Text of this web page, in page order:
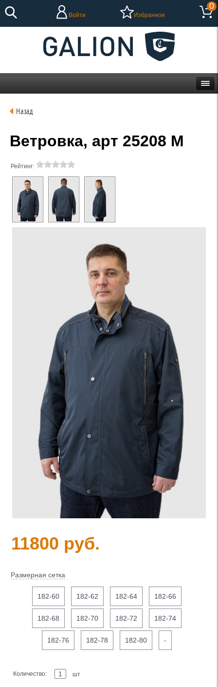
Войти Избранное
0
Назад
Ветровка, арт 25208 М
Рейтинг:
11800 руб.
Размерная сетка
182-60 182-62 182-64 182-66
182-68 182-70 182-72 182-74
182-76 182-78 182-80 -
Количество: шт